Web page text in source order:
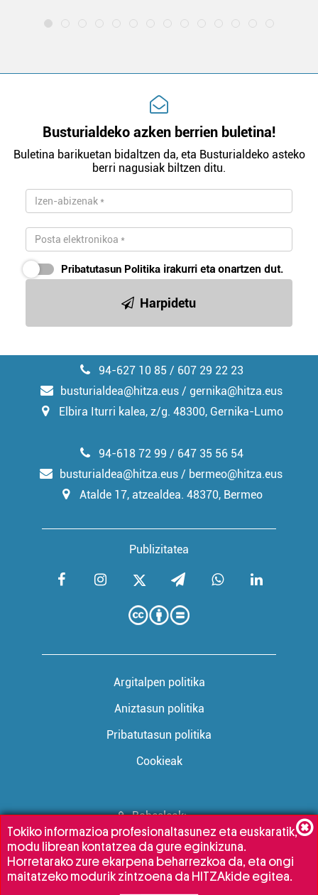
Busturialdeko azken berrien buletina!
Buletina barikuetan bidaltzen da, eta Busturialdeko asteko
berri nagusiak biltzen ditu.
Pribatutasun Politika irakurri eta onartzen dut.
Harpidetu
94-627 10 85 / 607 29 22 23
busturialdea@hitza.eus / gernika@hitza.eus
Elbira Iturri kalea, z/g. 48300, Gernika-Lumo
Publizitatea
94-618 72 99 / 647 35 56 54
busturialdea@hitza.eus / bermeo@hitza.eus
Atalde 17, atzealdea. 48370, Bermeo
Argitalpen politika
Aniztasun politika
Pribatutasun politika
Cookieak
Babesleak:
Tokiko informazioa profesionaltasunez eta euskaratik,
modu librean kontatzea da gure eginkizuna.
Horretarako zure ekarpena beharrezkoa da, eta ongi
maitatzeko modurik zintzoena da HITZAkide egitea.